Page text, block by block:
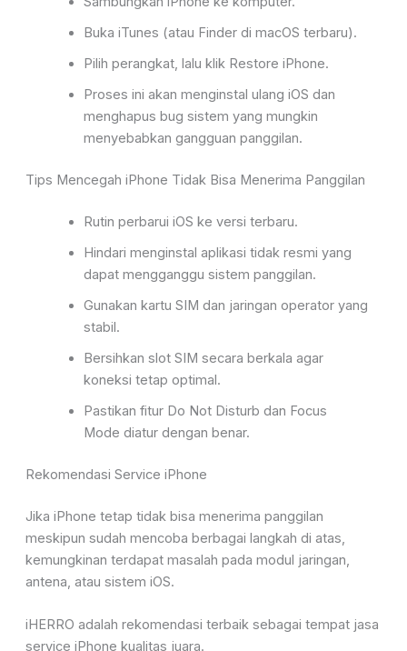
Buka iTunes (atau Finderdi macOS terbaru).
Pilih perangkat, lalu klik Restore iPhone.
Proses ini akan menginstal ulang iOS dan
menghapus bug sistem yang mungkin
menyebabkan gangguan panggilan.
Tips Mencegah iPhone Tidak Bisa Menerima Panggilan
Rutin perbarui iOS ke versi terbaru.
Hindari menginstal aplikasi tidak resmi yang
dapat mengganggu sistem panggilan.
Gunakan kartu SIM dan jaringan operator yang
stabil.
Bersihkan slot SIM secara berkala agar
koneksi tetap optimal.
Pastikan fitur Do Not Disturb dan Focus
Mode diatur dengan benar.
Rekomendasi Service iPhone
Jika iPhone tetap tidak bisa menerima panggilan
meskipun sudah mencoba berbagai langkah di atas,
kemungkinan terdapat masalah pada modul jaringan,
antena, atau sistem iOS.
iHERRO adalah rekomendasi terbaik sebagai tempat jasa
service iPhone kualitas juara.